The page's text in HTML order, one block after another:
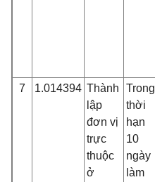
7 1.014394 Thành
lập
đơn vị
trực
thuộc
ở
Trong
thời
hạn
10
ngày
làm